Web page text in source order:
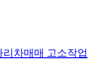
차매매 고소작업